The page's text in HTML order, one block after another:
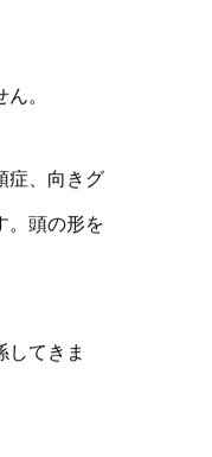
。
症、向きグ
。頭の形を
してきま